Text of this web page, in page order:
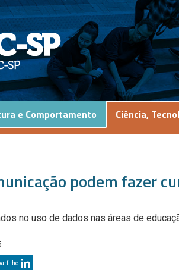
e Comportamento Ciência,
podem fazer
no uso de dados nas áreas de